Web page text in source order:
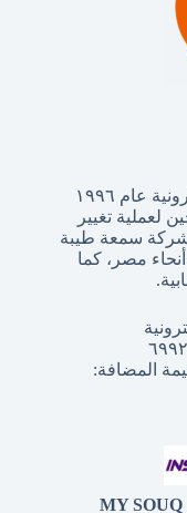
تأسست شركة ماي ماركت للتجارة الإلكترونية عام ١٩٩٦
لعملية تغيير
سمعة طيبة
مصر، كما
المضافة:
MY SOUQ